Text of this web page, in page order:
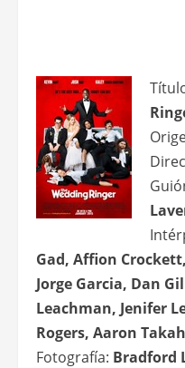
Gad, Affion
Jorge Garcia, Dan
Leachman, Jenifer
Rogers, Aaron
Fotografía: Bradford